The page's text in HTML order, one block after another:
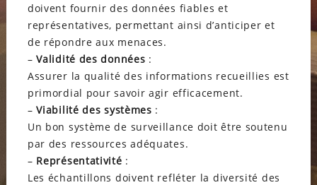
doivent fournir des données fiables et
représentatives, permettant ainsi d’anticiper et
de répondre aux menaces.
–Validité des données :
Assurer la qualité des informations recueillies est
primordial pour savoir agir efficacement.
–Viabilité des systèmes :
Un bon système de surveillance doit être soutenu
par des ressources adéquates.
– Représentativité :
Les échantillons doivent refléter la diversité des